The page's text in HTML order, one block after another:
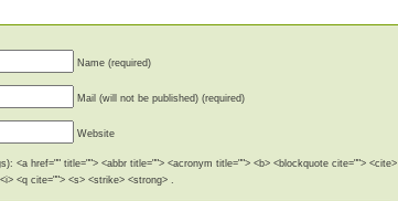
Name (required)
Mail (will not be published) (required)
Website
<a href="" title=""> <abbr title=""> <acronym title=""> <b> <blockquote cite=""> <cite>
<q cite=""> <s> <strike> <strong> .